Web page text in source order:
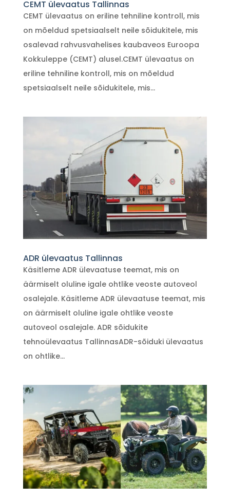
CEMT ülevaatus Tallinnas
CEMT ülevaatus on eriline tehniline kontroll, mis
on mõeldud spetsiaalselt neile sõidukitele, mis
osalevad rahvusvahelises kaubaveos Euroopa
Kokkuleppe (CEMT) alusel.CEMT ülevaatus on
eriline tehniline kontroll, mis on mõeldud
spetsiaalselt neile sõidukitele, mis...
ADR ülevaatus Tallinnas
Käsitleme ADR ülevaatuse teemat, mis on
äärmiselt oluline igale ohtlike veoste autoveol
osalejale. Käsitleme ADR ülevaatuse teemat, mis
on äärmiselt oluline igale ohtlike veoste
autoveol osalejale. ADR sõidukite
tehnoülevaatus TallinnasADR-sõiduki ülevaatus
on ohtlike...